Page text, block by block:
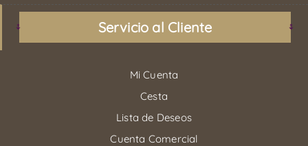
Servicio al Cliente
Mi Cuenta
Cesta
Lista de Deseos
Cuenta Comercial